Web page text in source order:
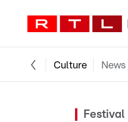
Culture News
Festival